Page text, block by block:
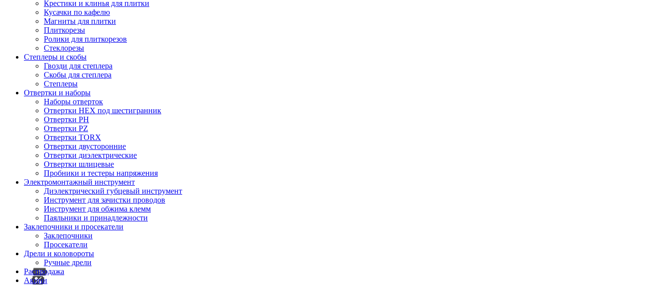
Крестики и клинья для плитки
Кусачки по кафелю
Магниты для плитки
Плиткорезы
Ролики для плиткорезов
Стеклорезы
Степлеры и скобы
Гвозди для степлера
Скобы для степлера
Степлеры
Отвертки и наборы
Наборы отверток
Отвертки HEX под шестигранник
Отвертки PH
Отвертки PZ
Отвертки TORX
Отвертки двусторонние
Отвертки диэлектрические
Отвертки шлицевые
Пробники и тестеры напряжения
Электромонтажный инструмент
Диэлектрический губцевый инструмент
Инструмент для зачистки проводов
Инструмент для обжима клемм
Паяльники и принадлежности
Заклепочники и просекатели
Заклепочники
Просекатели
Дрели и коловороты
Ручные дрели
Распродажа
Акции